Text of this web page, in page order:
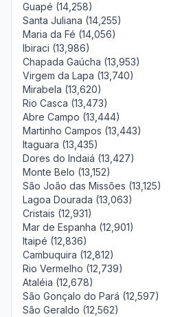
Guapé (14,258)
Santa Juliana (14,255)
Maria da Fé (14,056)
Ibiraci (13,986)
Chapada Gaúcha (13,953)
Virgem da Lapa (13,740)
Mirabela (13,620)
Rio Casca (13,473)
Abre Campo (13,444)
Martinho Campos (13,443)
Itaguara (13,435)
Dores do Indaiá (13,427)
Monte Belo (13,152)
São João das Missões (13,125)
Lagoa Dourada (13,063)
Cristais (12,931)
Mar de Espanha (12,901)
Itaipé (12,836)
Cambuquira (12,812)
Rio Vermelho (12,739)
Ataléia (12,678)
São Gonçalo do Pará (12,597)
São Geraldo (12,562)